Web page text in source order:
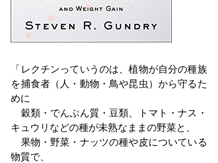
「レクチンっていうのは、植物が自分の種族
を捕食者（人・動物・鳥や昆虫）から守るた
めに
穀類・でんぷん質・豆類、トマト・ナス・
キュウリなどの種が未熟なままの野菜と、
果物・野菜・ナッツの種や皮についている
物質で、